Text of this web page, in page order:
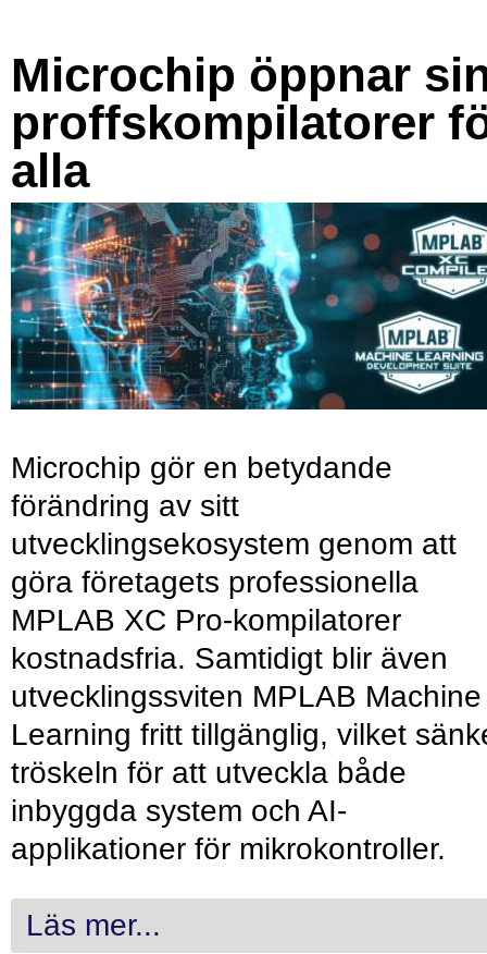
Microchip öppnar
proffskompilatorer
alla
Microchip gör en betydande
förändring av sitt
utvecklingsekosystem genom att
göra företagets professionella
MPLAB XC Pro-kompilatorer
kostnadsfria. Samtidigt blir även
utvecklingssviten MPLAB Machine
Learning fritt tillgänglig, vilket
tröskeln för att utveckla både
inbyggda system och AI-
applikationer för mikrokontroller.
Läs mer...